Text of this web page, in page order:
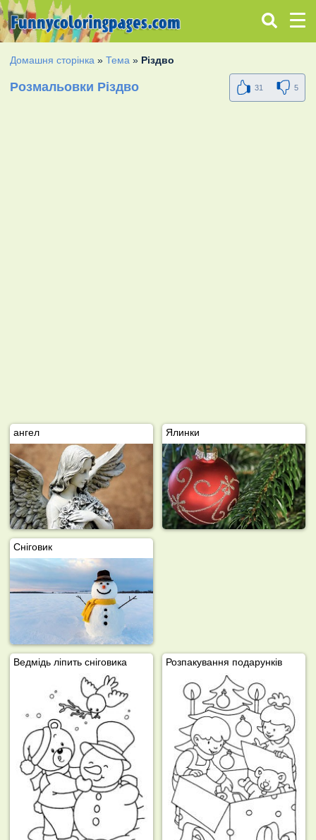
Домашня сторінка »Тема » Різдво
Розмальовки Різдво 31 5
ангел Ялинки
Сніговик
Ведмідь ліпить сніговика Розпакування подарунків